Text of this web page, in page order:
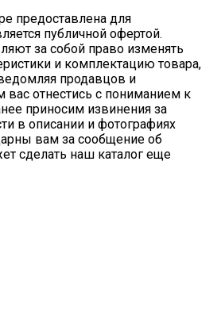
предоставлена для
публичной офертой.
за собой право изменять
и комплектацию товара,
продавцов и
вас отнестись с пониманием к
приносим извинения за
в описании и фотографиях
вам за сообщение об
сделать наш каталог еще